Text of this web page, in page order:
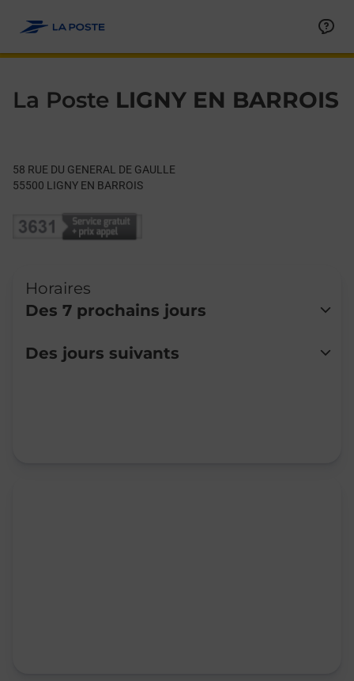
La Poste LIGNY EN BARROIS
58 RUE DU GENERAL DE GAULLE
55500 LIGNY EN BARROIS
Horaires
Des 7 prochains jours
Lundi
Fermé
Des jours suivants